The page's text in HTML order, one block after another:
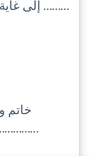
……… إلى
خاتم